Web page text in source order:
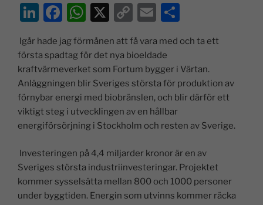
Li
k
e
dI
n
F
c
e
b
o
o
W
h
at
s
A
p
p
X
C
o
p
y
Li
n
k
E
ai
l
a
Igår hade jag förmånen att få vara med och ta ett
första spadtag för det nya bioeldade
kraftvärmeverket som Fortum bygger i Värtan.
Anläggningen blir Sveriges största för produktion av
förnybar energi med biobränslen, och blir därför ett
viktigt steg i utvecklingen av en hållbar
energiförsörjning i Stockholm och resten av Sverige.
Investeringen på 4,4 miljarder kronor är en av
Sveriges största industriinvesteringar. Projektet
kommer sysselsätta mellan 800 och 1000 personer
under byggtiden. Energin som utvinns kommer räcka